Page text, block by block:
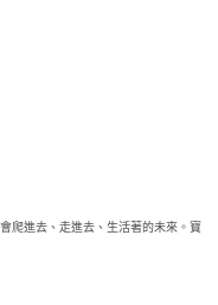
爬進去、走進去、生活著的未來。寶